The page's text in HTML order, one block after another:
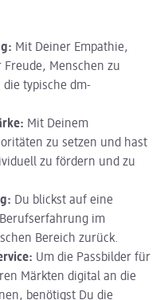
Mit Deiner Empathie,
Freude, Menschen zu
typische dm-
Mit Deinem
zu setzen und hast
zu fördern und zu
Du blickst auf eine
im
Bereich zurück.
Um die Passbilder für
Märkten digital an die
benötigst Du die